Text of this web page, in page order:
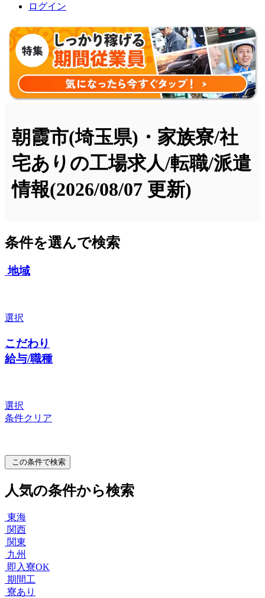
ログイン
朝霞市(埼玉県)・家族寮/社
宅ありの工場求人/転職/派遣
情報(2026/08/07 更新)
条件を選んで検索
地域
選択
こだわり
給与/職種
選択
条件クリア
この条件で検索
人気の条件から検索
東海
関西
関東
九州
即入寮OK
期間工
寮あり